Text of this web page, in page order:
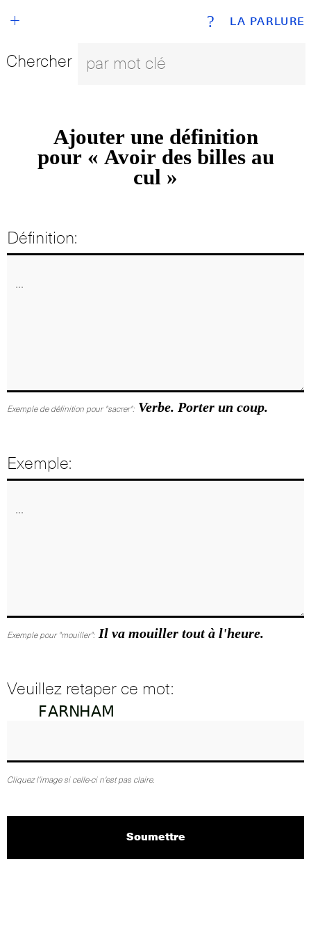
LA PARLURE
+ ?
Chercher
Ajouter une définition
pour « Avoir des billes au
cul »
Définition:
Exemple de définition pour "sacrer": Verbe. Porter un coup.
Exemple:
Exemple pour "mouiller": Il va mouiller tout à l'heure.
Veuillez retaper ce mot:
Cliquez l'image si celle-ci n'est pas claire.
Soumettre